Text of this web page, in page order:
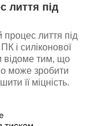
лиття під
лиття під
і силіконової
відоме тим, що
може зробити
її міцність.